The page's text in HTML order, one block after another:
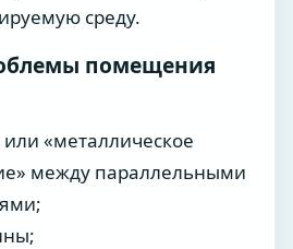
среду.
помещения
«металлическое
между параллельными